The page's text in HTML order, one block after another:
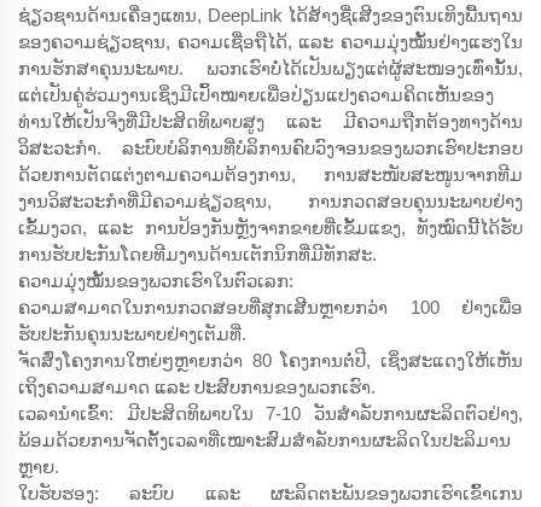
ຊ່ຽວຊານດ້ານເຄື່ອງແທນ, DeepLink ໄດ້ສ້າງຊື່ເສີງຂອງຕົນເທິງພື້ນຖານ
ຂອງຄວາມຊ່ຽວຊານ, ຄວາມເຊື່ອຖືໄດ້, ແລະ ຄວາມມຸ່ງໝັ້ນຢ່າງແຮງໃນ
ການຮັກສາຄຸນນະພາບ. ພວກເຮົາບໍ່ໄດ້ເປັນພຽງແຕ່ຜູ້ສະໜອງເທົ່ານັ້ນ,
ແຕ່ເປັນຄູ່ຮ່ວມງານເຊິ່ງມີເປົ້າໝາຍເພື່ອປ່ຽນແປງຄວາມຄິດເຫັນຂອງ
ທ່ານໃຫ້ເປັນຈິງທີ່ມີປະສິດທິພາບສູງ ແລະ ມີຄວາມຖືກຕ້ອງທາງດ້ານ
ວິສະວະກຳ. ລະບົບບໍລິການທີ່ບໍລິການຄົບວົງຈອນຂອງພວກເຮົາປະກອບ
ດ້ວຍການຕັດແຕ່ງຕາມຄວາມຕ້ອງການ, ການສະໜັບສະໜູນຈາກທີມ
ງານວິສະວະກຳທີ່ມີຄວາມຊ່ຽວຊານ, ການກວດສອບຄຸນນະພາບຢ່າງ
ເຂັ້ມງວດ, ແລະ ການປ້ອງກັນຫຼັງຈາກຂາຍທີ່ເຂັ້ມແຂງ, ທັງໝົດນີ້ໄດ້ຮັບ
ການຮັບປະກັນໂດຍທີມງານດ້ານເຕັກນິກທີ່ມີທັກສະ.
ຄວາມມຸ່ງໝັ້ນຂອງພວກເຮົາໃນຕົວເລກ:
ຄວາມສາມາດໃນການກວດສອບທີ່ສຸກເສີນຫຼາຍກວ່າ 100 ຢ່າງເພື່ອ
ຮັບປະກັນຄຸນນະພາບຢ່າງເຕັມທີ່.
ຈັດສົ່ງໂຄງການໃຫຍ່ໆຫຼາຍກວ່າ 80 ໂຄງການຕໍ່ປີ, ເຊິ່ງສະແດງໃຫ້ເຫັນ
ເຖິງຄວາມສາມາດ ແລະ ປະສົບການຂອງພວກເຮົາ.
ເວລານຳເຂົ້າ: ມີປະສິດທິພາບໃນ 7-10 ວັນສຳລັບການຜະລິດຕົວຢ່າງ,
ພ້ອມດ້ວຍການຈັດຕັ້ງເວລາທີ່ເໝາະສົມສຳລັບການຜະລິດໃນປະລິມານ
ຫຼາຍ.
ໃບຮັບຮອງ: ລະບົບ ແລະ ຜະລິດຕະພັນຂອງພວກເຮົາເຂົ້າເກນ